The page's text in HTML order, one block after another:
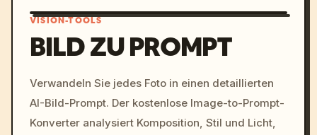
c, cyberpunk sunset, neon
colors, 8k --v 6.0
VISION-TOOLS
BILD ZU PROMPT
Verwandeln Sie jedes Foto in einen detaillierten
AI-Bild-Prompt. Der kostenlose Image-to-Prompt-
Konverter analysiert Komposition, Stil und Licht,